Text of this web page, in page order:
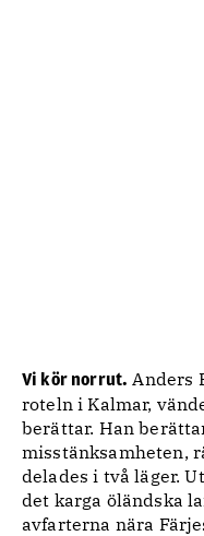
Vi kör norrut. Anders
roteln i Kalmar,
berättar. Han
misstänksamheten,
delades i två läger.
det karga öländska
avfarterna nära